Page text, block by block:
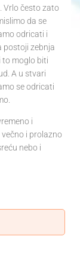
Vrlo često zato
da se
odricati i
postoji zebnja
to moglo biti
A u stvari
se odricati
i
i prolazno
nebo i